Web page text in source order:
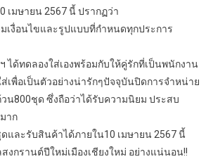
เมษายน 2567 นี้ ปรากฏว่า
เงื่อนไขและรูปแบบที่กำหนดทุกประการ
ได้ทดลองใส่เองพร้อมกับให้คู่รักที่เป็นพนักงาน
เพื่อเป็นตัวอย่างน่ารักๆปัจจุบันปิดการจำหน่าย
วน800ชุด ซึ่งถือว่าได้รับความนิยม ประสบ
าก
และรับสินค้าได้ภายใน10 เมษายน 2567 นี้
งกรานต์ปีใหม่เมืองเชียงใหม่ อย่างแน่นอน!!